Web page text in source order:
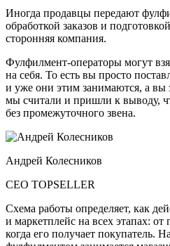
Иногда продавцы передают
обработкой заказов и
сторонняя компания.
Фулфилмент-операторы могут
на себя. То есть вы просто
и уже они этим занимаются, а вы
мы считали и пришли к выводу,
без промежуточного звена.
Андрей Колесников
CEO TOPSELLER
Схема работы определяет, как
и маркетплейс на всех этапах: от
когда его получает покупатель.